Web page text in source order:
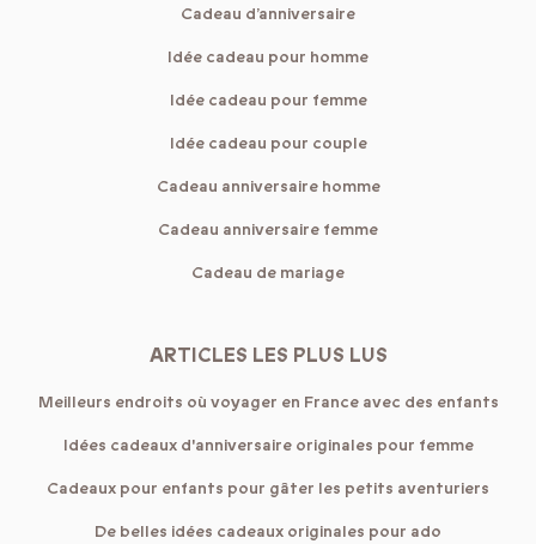
Cadeau d’anniversaire
Idée cadeau pour homme
Idée cadeau pour femme
Idée cadeau pour couple
Cadeau anniversaire homme
Cadeau anniversaire femme
Cadeau de mariage
ARTICLES LES PLUS LUS
Meilleurs endroits où voyager en France avec des enfants
Idées cadeaux d'anniversaire originales pour femme
Cadeaux pour enfants pour gâter les petits aventuriers
De belles idées cadeaux originales pour ado